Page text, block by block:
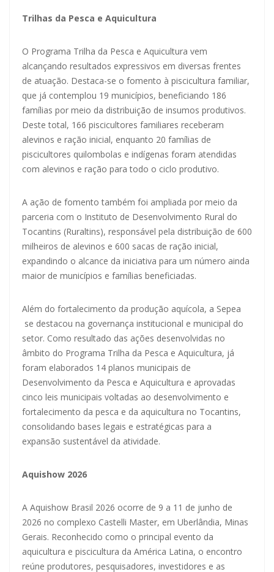
Trilhas da Pesca e Aquicultura
O Programa Trilha da Pesca e Aquicultura vem
alcançando resultados expressivos em diversas frentes
de atuação. Destaca-se o fomento à piscicultura familiar,
que já contemplou 19 municípios, beneficiando 186
famílias por meio da distribuição de insumos produtivos.
Deste total, 166 piscicultores familiares receberam
alevinos e ração inicial, enquanto 20 famílias de
piscicultores quilombolas e indígenas foram atendidas
com alevinos e ração para todo o ciclo produtivo.
A ação de fomento também foi ampliada por meio da
parceria com o Instituto de Desenvolvimento Rural do
Tocantins (Ruraltins), responsável pela distribuição de 600
milheiros de alevinos e 600 sacas de ração inicial,
expandindo o alcance da iniciativa para um número ainda
maior de municípios e famílias beneficiadas.
Além do fortalecimento da produção aquícola, a Sepea
se destacou na governança institucional e municipal do
setor. Como resultado das ações desenvolvidas no
âmbito do Programa Trilha da Pesca e Aquicultura, já
foram elaborados 14 planos municipais de
Desenvolvimento da Pesca e Aquicultura e aprovadas
cinco leis municipais voltadas ao desenvolvimento e
fortalecimento da pesca e da aquicultura no Tocantins,
consolidando bases legais e estratégicas para a
expansão sustentável da atividade.
Aquishow 2026
A Aquishow Brasil 2026 ocorre de 9 a 11 de junho de
2026 no complexo Castelli Master, em Uberlândia, Minas
Gerais. Reconhecido como o principal evento da
aquicultura e piscicultura da América Latina, o encontro
reúne produtores, pesquisadores, investidores e as